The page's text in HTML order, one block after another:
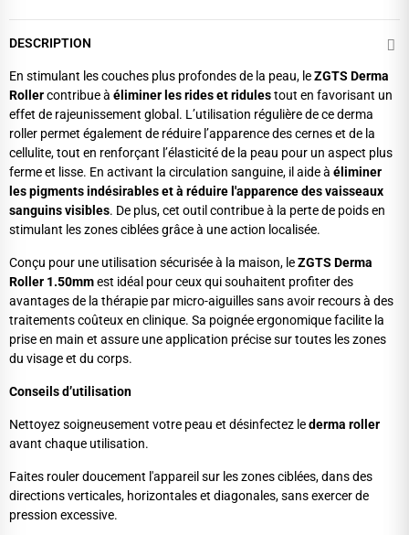
DESCRIPTION
En stimulant les couches plus profondes de la peau, leZGTS Derma
Rollercontribue à éliminer les rides et ridulestout en favorisant un
effet de rajeunissement global. L’utilisation régulière de ce derma
roller permet également de réduire l’apparence des cernes et de la
cellulite, tout en renforçant l’élasticité de la peau pour un aspect plus
ferme et lisse. En activant la circulation sanguine, il aide à éliminer
les pigments indésirables et à réduire l'apparence des vaisseaux
sanguins visibles. De plus, cet outil contribue à la perte de poids en
stimulant les zones ciblées grâce à une action localisée.
Conçu pour une utilisation sécurisée à la maison, leZGTS Derma
Roller 1.50mmest idéal pour ceux qui souhaitent profiter des
avantages de la thérapie par micro-aiguilles sans avoir recours à des
traitements coûteux en clinique. Sa poignée ergonomique facilite la
prise en main et assure une application précise sur toutes les zones
du visage et du corps.
Conseils d’utilisation
Nettoyez soigneusement votre peau et désinfectez lederma roller
avant chaque utilisation.
Faites rouler doucement l'appareil sur les zones ciblées, dans des
directions verticales, horizontales et diagonales, sans exercer de
pression excessive.